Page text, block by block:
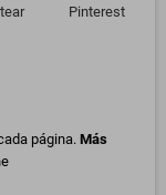
Pinterest
página.Más